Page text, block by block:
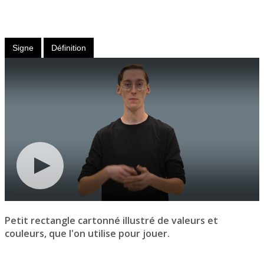
Signe Définition
Petit rectangle cartonné illustré de valeurs et
couleurs, que l'on utilise pour jouer.